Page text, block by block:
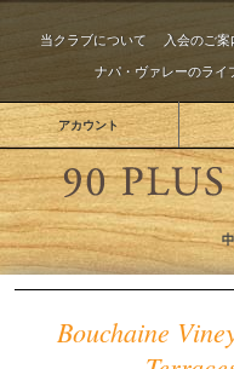
当クラブについて 入会のご案
ナパ・ヴァレーのライ
アカウント
Bouchaine